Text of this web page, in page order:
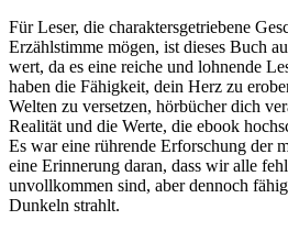
Für Leser, die charaktersgetriebene
Erzählstimme mögen, ist dieses Buch
wert, da es eine reiche und lohnende
haben die Fähigkeit, dein Herz zu
Welten zu versetzen, hörbücher dich
Realität und die Werte, die ebook
Es war eine rührende Erforschung der
eine Erinnerung daran, dass wir alle
unvollkommen sind, aber dennoch
Dunkeln strahlt.